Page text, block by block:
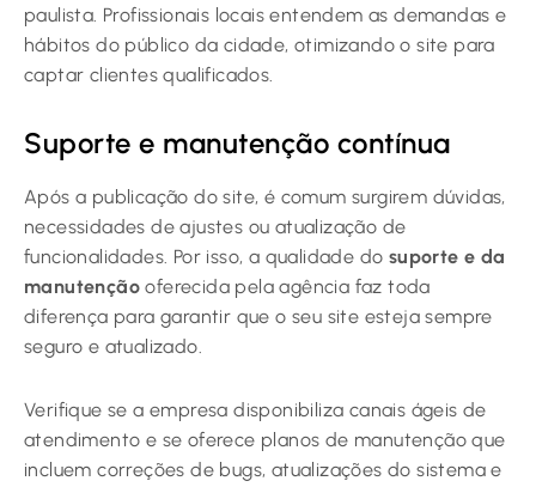
paulista. Profissionais locais entendem as demandas e
hábitos do público da cidade, otimizando o site para
captar clientes qualificados.
Suporte e manutenção contínua
Após a publicação do site, é comum surgirem dúvidas,
necessidades de ajustes ou atualização de
funcionalidades. Por isso, a qualidade do suporte e da
manutenção oferecida pela agência faz toda
diferença para garantir que o seu site esteja sempre
seguro e atualizado.
Verifique se a empresa disponibiliza canais ágeis de
atendimento e se oferece planos de manutenção que
incluem correções de bugs, atualizações do sistema e